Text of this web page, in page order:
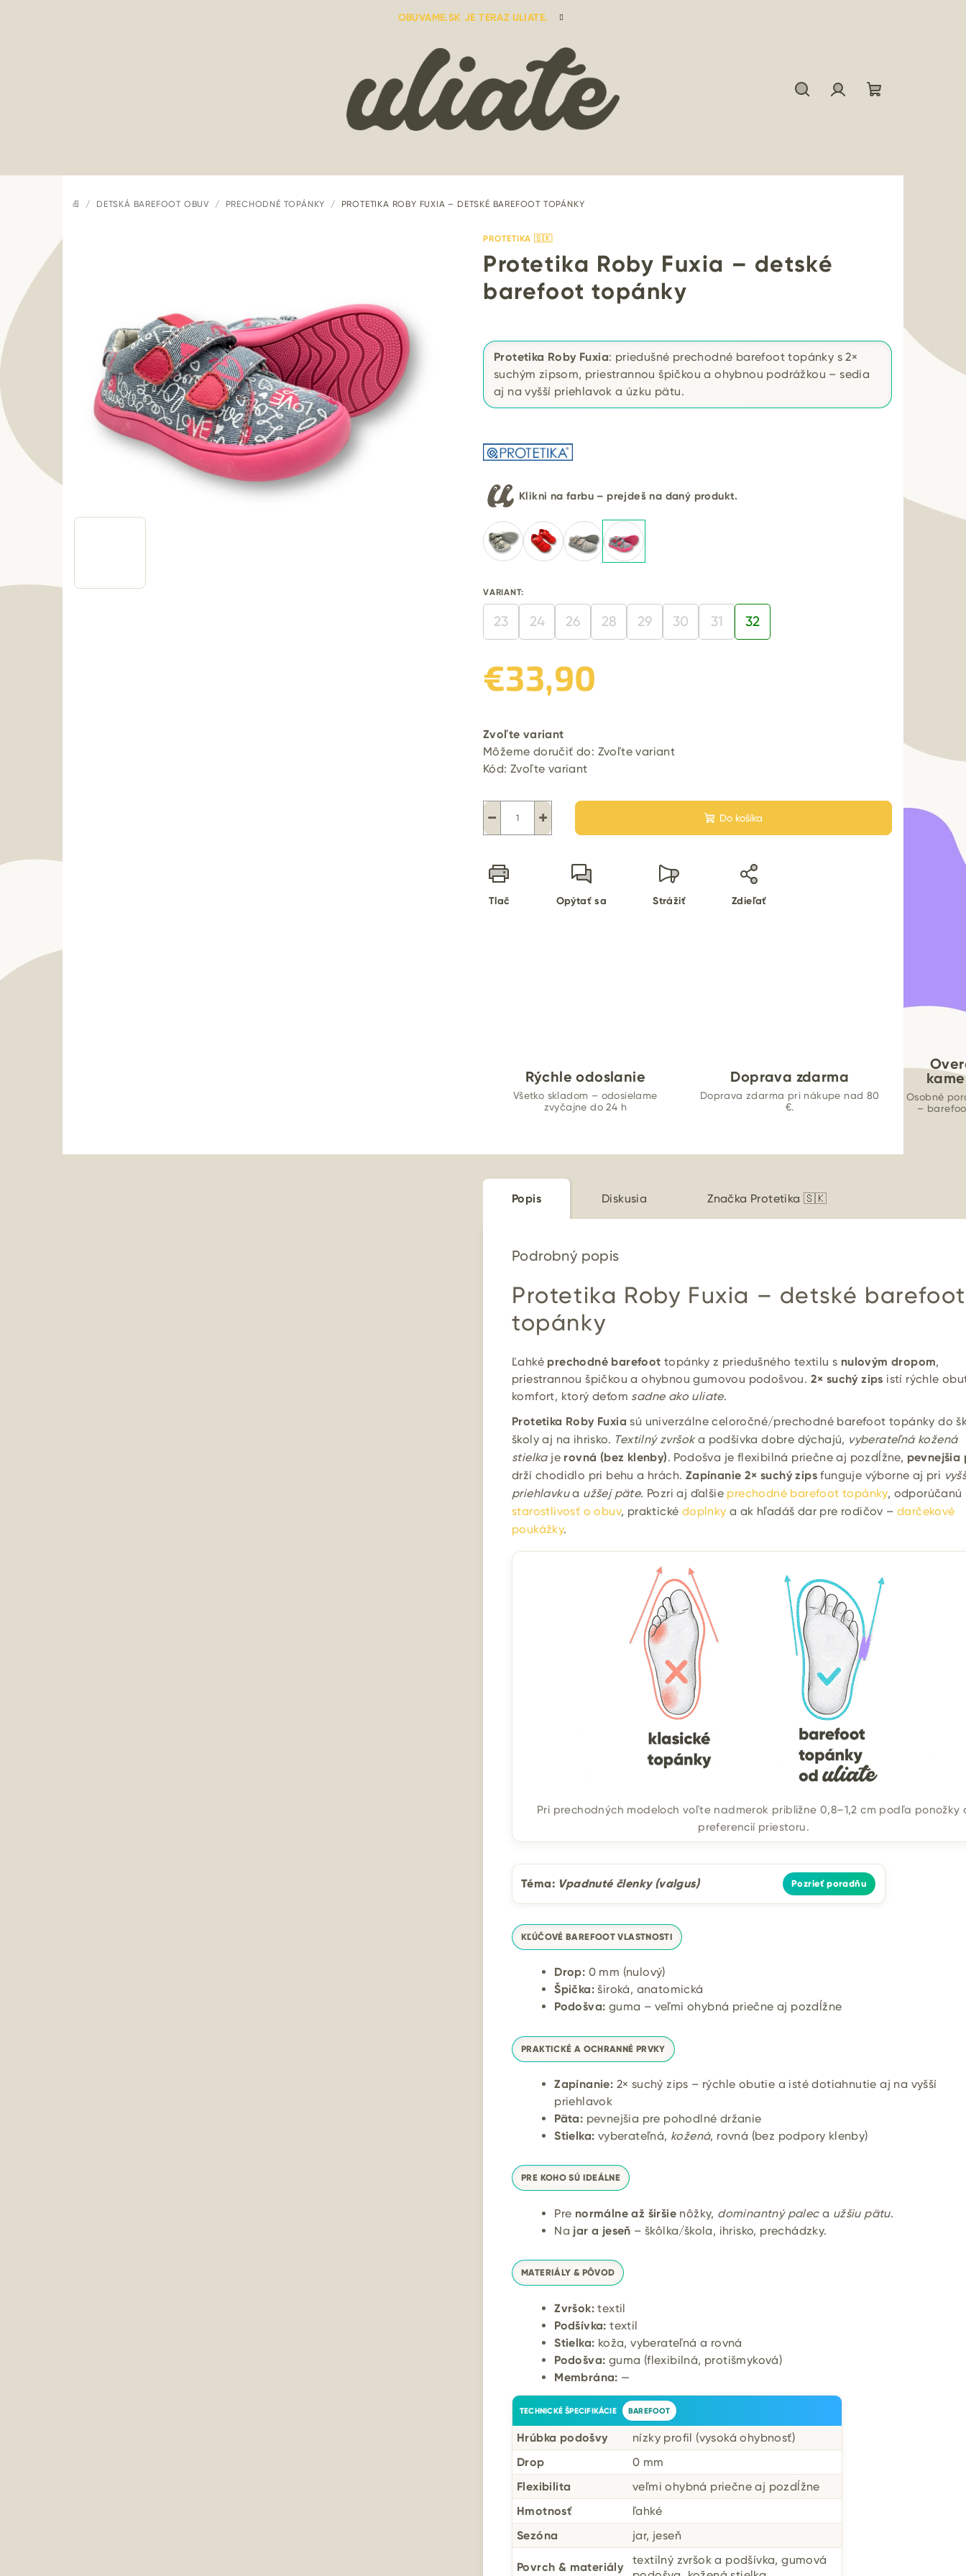
OBUVAME.SK JE TERAZ ULIATE.
DOMOV
/ DETSKÁ BAREFOOT OBUV / PRECHODNÉ TOPÁNKY / PROTETIKA ROBY FUXIA – DETSKÉ BAREFOOT TOPÁNKY
PROTETIKA 🇸🇰
Protetika Roby Fuxia – detské
barefoot topánky
Protetika Roby Fuxia: priedušné prechodné barefoot topánky s 2×
suchým zipsom, priestrannou špičkou a ohybnou podrážkou – sedia
aj na vyšší priehlavok a úzku pätu.
Klikni na farbu – prejdeš na daný produkt.
VARIANT:
23 24 26 28 29 30 31 32
€33,90
cena:
Zvoľte variant
Môžeme doručiť do: Zvoľte variant
Kód: Zvoľte variant
+
− Do košíka
Tlač Opýtať sa Strážiť Zdieľať
Rýchle odoslanie
Všetko skladom – odosielame
zvyčajne do 24 h
Doprava zdarma
Doprava zdarma pri nákupe nad 80
€.
Osobné
–
Popis Diskusia Značka Protetika 🇸🇰
Podrobný popis
Protetika Roby Fuxia – detské barefoot
topánky
Ľahké prechodné barefoot topánky z priedušného textilu s nulovým dropom,
priestrannou špičkou a ohybnou gumovou podošvou. 2× suchý zips istí rýchle
komfort, ktorý deťom sadne ako uliate.
Protetika Roby Fuxia sú univerzálne celoročné/prechodné barefoot topánky do
školy aj na ihrisko. Textilný zvršoka podšívka dobre dýchajú, vyberateľná kožená
stielkaje rovná (bez klenby). Podošva je flexibilná priečne aj pozdĺžne, pevnejšia
drží chodidlo pri behu a hrách. Zapínanie 2× suchý zips funguje výborne aj pri
priehlavkua užšej päte. Pozri aj ďalšie prechodné barefoot topánky, odporúčanú
starostlivosť o obuv, praktické doplnky a ak hľadáš dar pre rodičov –darčekové
poukážky.
Pri prechodných modeloch voľte nadmerok približne 0,8–1,2 cm podľa ponožky
preferencií priestoru.
Téma: Vpadnuté členky (valgus) Pozrieť poradňu
KĽÚČOVÉ BAREFOOT VLASTNOSTI
Drop: 0 mm (nulový)
Špička: široká, anatomická
Podošva: guma – veľmi ohybná priečne aj pozdĺžne
PRAKTICKÉ A OCHRANNÉ PRVKY
Zapínanie: 2× suchý zips – rýchle obutie a isté dotiahnutie aj na vyšší
priehlavok
Päta: pevnejšia pre pohodlné držanie
Stielka: vyberateľná, kožená, rovná (bez podpory klenby)
PRE KOHO SÚ IDEÁLNE
Pre normálne až širšie nôžky, dominantný paleca užšiu pätu.
Na jar a jeseň – škôlka/škola, ihrisko, prechádzky.
MATERIÁLY & PÔVOD
Zvršok: textil
Podšívka: textil
Stielka: koža, vyberateľná a rovná
Podošva: guma (flexibilná, protišmyková)
Membrána: —
TECHNICKÉ ŠPECIFIKÁCIE BAREFOOT
Hrúbka podošvy
nízky profil (vysoká ohybnosť)
Drop
0 mm
Flexibilita
veľmi ohybná priečne aj pozdĺžne
Hmotnosť
ľahké
Sezóna
jar, jeseň
Povrch & materiály
textilný zvršok a podšívka, gumová